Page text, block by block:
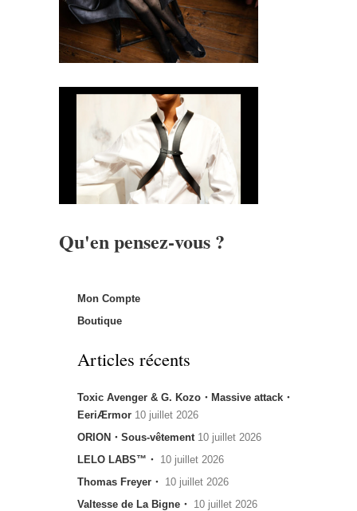
Qu'en pensez-vous ?
Mon Compte
Boutique
Articles récents
Toxic Avenger & G. Kozo・Massive attack・
EeriÆrmor 10 juillet 2026
ORION・Sous-vêtement 10 juillet 2026
LELO LABS™・ 10 juillet 2026
Thomas Freyer・ 10 juillet 2026
Valtesse de La Bigne・ 10 juillet 2026